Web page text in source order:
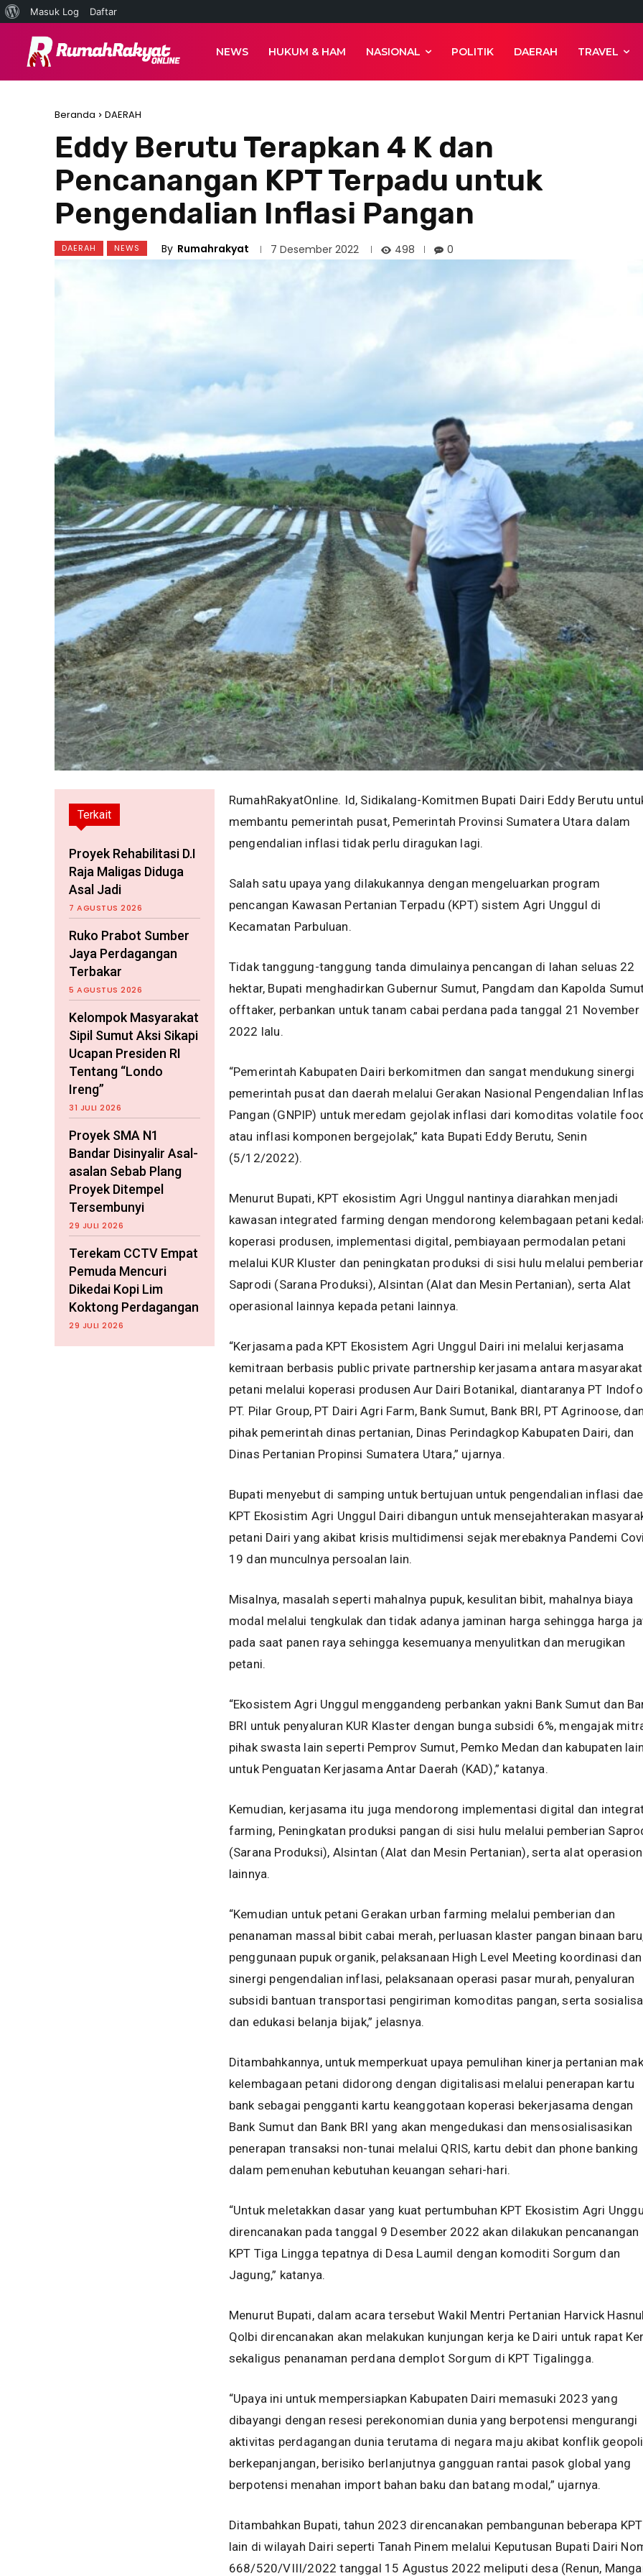
NEWS HUKUM & HAM NASIONAL POLITIK DAERAH TRAVEL
Beranda DAERAH
Eddy Berutu Terapkan 4 K dan
Pencanangan KPT Terpadu untuk
Pengendalian Inflasi Pangan
DAERAH NEWS By Rumahrakyat 7 Desember 2022 498 0
Terkait
Proyek Rehabilitasi D.I
Raja Maligas Diduga
Asal Jadi
7 AGUSTUS 2026
Ruko Prabot Sumber
Jaya Perdagangan
Terbakar
5 AGUSTUS 2026
Kelompok Masyarakat
Sipil Sumut Aksi Sikapi
Ucapan Presiden RI
Tentang “Londo
Ireng”
31 JULI 2026
Proyek SMA N1
Bandar Disinyalir Asal-
asalan Sebab Plang
Proyek Ditempel
Tersembunyi
29 JULI 2026
Terekam CCTV Empat
Pemuda Mencuri
Dikedai Kopi Lim
Koktong Perdagangan
29 JULI 2026
RumahRakyatOnline. Id, Sidikalang-Komitmen Bupati Dairi Eddy Berutu
membantu pemerintah pusat, Pemerintah Provinsi Sumatera Utara dalam
pengendalian inflasi tidak perlu diragukan lagi.
Salah satu upaya yang dilakukannya dengan mengeluarkan program
pencangan Kawasan Pertanian Terpadu (KPT) sistem Agri Unggul di
Kecamatan Parbuluan.
Tidak tanggung-tanggung tanda dimulainya pencangan di lahan seluas 22
hektar, Bupati menghadirkan Gubernur Sumut, Pangdam dan Kapolda
offtaker, perbankan untuk tanam cabai perdana pada tanggal 21 November
2022 lalu.
“Pemerintah Kabupaten Dairi berkomitmen dan sangat mendukung sinergi
pemerintah pusat dan daerah melalui Gerakan Nasional Pengendalian
Pangan (GNPIP) untuk meredam gejolak inflasi dari komoditas volatile
atau inflasi komponen bergejolak,” kata Bupati Eddy Berutu, Senin
(5/12/2022).
Menurut Bupati, KPT ekosistim Agri Unggul nantinya diarahkan menjadi
kawasan integrated farming dengan mendorong kelembagaan petani
koperasi produsen, implementasi digital, pembiayaan permodalan petani
melalui KUR Kluster dan peningkatan produksi di sisi hulu melalui
Saprodi (Sarana Produksi), Alsintan (Alat dan Mesin Pertanian), serta Alat
operasional lainnya kepada petani lainnya.
“Kerjasama pada KPT Ekosistem Agri Unggul Dairi ini melalui kerjasama
kemitraan berbasis public private partnership kerjasama antara masyarakat
petani melalui koperasi produsen Aur Dairi Botanikal, diantaranya PT
PT. Pilar Group, PT Dairi Agri Farm, Bank Sumut, Bank BRI, PT Agrinoose, dan
pihak pemerintah dinas pertanian, Dinas Perindagkop Kabupaten Dairi, dan
Dinas Pertanian Propinsi Sumatera Utara,” ujarnya.
Bupati menyebut di samping untuk bertujuan untuk pengendalian inflasi
KPT Ekosistim Agri Unggul Dairi dibangun untuk mensejahterakan
petani Dairi yang akibat krisis multidimensi sejak merebaknya Pandemi
19 dan munculnya persoalan lain.
Misalnya, masalah seperti mahalnya pupuk, kesulitan bibit, mahalnya biaya
modal melalui tengkulak dan tidak adanya jaminan harga sehingga harga
pada saat panen raya sehingga kesemuanya menyulitkan dan merugikan
petani.
“Ekosistem Agri Unggul menggandeng perbankan yakni Bank Sumut dan
BRI untuk penyaluran KUR Klaster dengan bunga subsidi 6%, mengajak
pihak swasta lain seperti Pemprov Sumut, Pemko Medan dan kabupaten lain
untuk Penguatan Kerjasama Antar Daerah (KAD),” katanya.
Kemudian, kerjasama itu juga mendorong implementasi digital dan
farming, Peningkatan produksi pangan di sisi hulu melalui pemberian
(Sarana Produksi), Alsintan (Alat dan Mesin Pertanian), serta alat
lainnya.
“Kemudian untuk petani Gerakan urban farming melalui pemberian dan
penanaman massal bibit cabai merah, perluasan klaster pangan binaan
penggunaan pupuk organik, pelaksanaan High Level Meeting koordinasi dan
sinergi pengendalian inflasi, pelaksanaan operasi pasar murah, penyaluran
subsidi bantuan transportasi pengiriman komoditas pangan, serta
dan edukasi belanja bijak,” jelasnya.
Ditambahkannya, untuk memperkuat upaya pemulihan kinerja pertanian
kelembagaan petani didorong dengan digitalisasi melalui penerapan kartu
bank sebagai pengganti kartu keanggotaan koperasi bekerjasama dengan
Bank Sumut dan Bank BRI yang akan mengedukasi dan mensosialisasikan
penerapan transaksi non-tunai melalui QRIS, kartu debit dan phone banking
dalam pemenuhan kebutuhan keuangan sehari-hari.
“Untuk meletakkan dasar yang kuat pertumbuhan KPT Ekosistim Agri
direncanakan pada tanggal 9 Desember 2022 akan dilakukan pencanangan
KPT Tiga Lingga tepatnya di Desa Laumil dengan komoditi Sorgum dan
Jagung,” katanya.
Menurut Bupati, dalam acara tersebut Wakil Mentri Pertanian Harvick Hasnul
Qolbi direncanakan akan melakukan kunjungan kerja ke Dairi untuk rapat
sekaligus penanaman perdana demplot Sorgum di KPT Tigalingga.
“Upaya ini untuk mempersiapkan Kabupaten Dairi memasuki 2023 yang
dibayangi dengan resesi perekonomian dunia yang berpotensi mengurangi
aktivitas perdagangan dunia terutama di negara maju akibat konflik
berkepanjangan, berisiko berlanjutnya gangguan rantai pasok global yang
berpotensi menahan import bahan baku dan batang modal,” ujarnya.
Ditambahkan Bupati, tahun 2023 direncanakan pembangunan beberapa KPT
lain di wilayah Dairi seperti Tanah Pinem melalui Keputusan Bupati Dairi
668/520/VIII/2022 tanggal 15 Agustus 2022 meliputi desa (Renun,
Tentang
WordPress
Masuk Log Daftar